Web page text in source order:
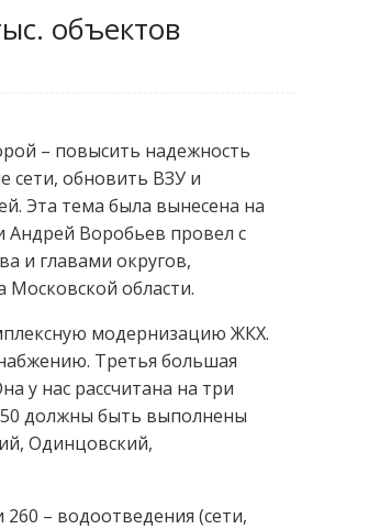
объектов
– повысить надежность
сети, обновить ВЗУ и
Эта тема была вынесена на
Андрей Воробьев провел с
и главами округов,
Московской области.
модернизацию ЖКХ.
Третья большая
у нас рассчитана на три
должны быть выполнены
Одинцовский,
– водоотведения (сети,